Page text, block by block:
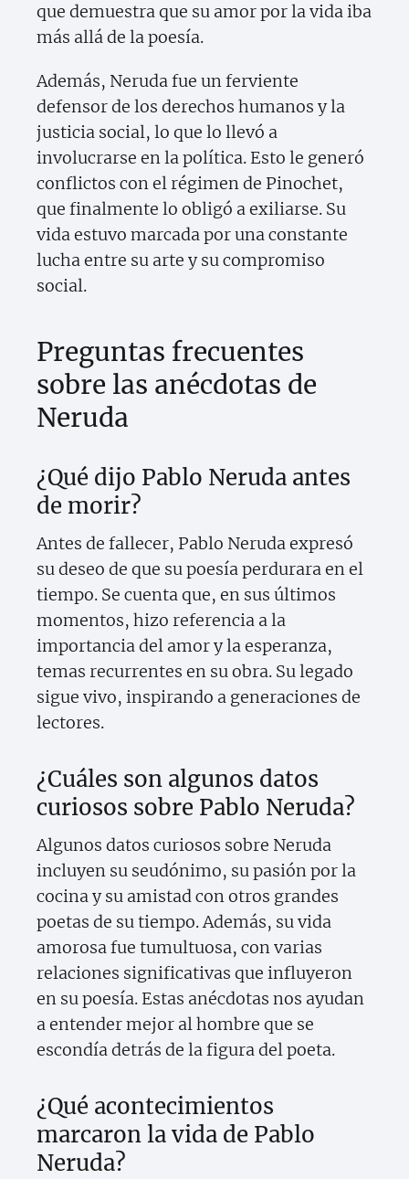
que demuestra que su amor por la vida iba
más allá de la poesía.
Además, Neruda fue un ferviente
defensor de los derechos humanos y la
justicia social, lo que lo llevó a
involucrarse en la política. Esto le generó
conflictos con el régimen de Pinochet,
que finalmente lo obligó a exiliarse. Su
vida estuvo marcada por una constante
lucha entre su arte y su compromiso
social.
Preguntas frecuentes
sobre las anécdotas de
Neruda
¿Qué dijo Pablo Neruda antes
de morir?
Antes de fallecer, Pablo Neruda expresó
su deseo de que su poesía perdurara en el
tiempo. Se cuenta que, en sus últimos
momentos, hizo referencia a la
importancia del amor y la esperanza,
temas recurrentes en su obra. Su legado
sigue vivo, inspirando a generaciones de
lectores.
¿Cuáles son algunos datos
curiosos sobre Pablo Neruda?
Algunos datos curiosos sobre Neruda
incluyen su seudónimo, su pasión por la
cocina y su amistad con otros grandes
poetas de su tiempo. Además, su vida
amorosa fue tumultuosa, con varias
relaciones significativas que influyeron
en su poesía. Estas anécdotas nos ayudan
a entender mejor al hombre que se
escondía detrás de la figura del poeta.
¿Qué acontecimientos
marcaron la vida de Pablo
Neruda?